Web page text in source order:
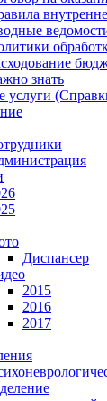
знать
услуги
Диспансер
2015
2016
2017